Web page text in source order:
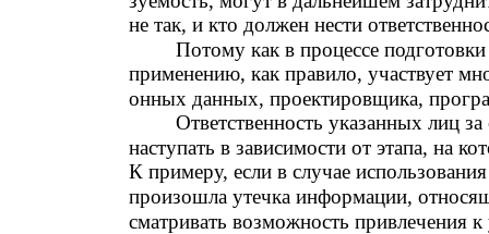
не так, и кто должен нести
Потому как в процессе
применению, как правило, участвует
онных данных, проектировщика,
Ответственность указанных лиц
наступать в зависимости от этапа, на
К примеру, если в случае
произошла утечка информации,
сматривать возможность привлечения